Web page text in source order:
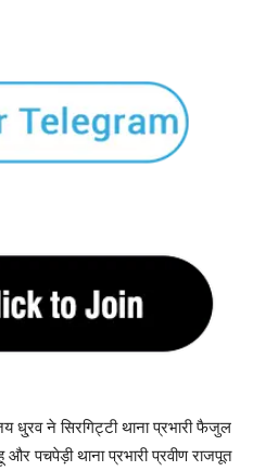
धु्रव ने सिरगिट्टी थाना प्रभारी फैजुल
और पचपेड़ी थाना प्रभारी प्रवीण राजपूत